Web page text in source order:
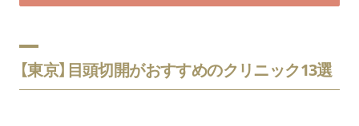
【東京】目頭切開がおすすめのクリニック13選